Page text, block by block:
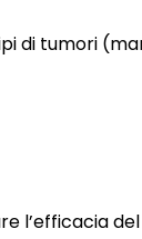
di tumori
l’efficacia